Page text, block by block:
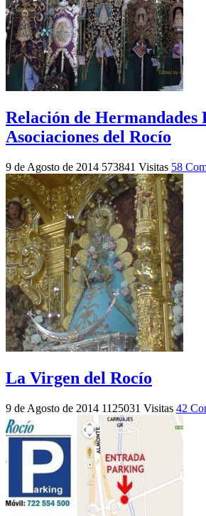
Relación de Hermandades
Asociaciones del Rocío
9 de Agosto de 2014 573841 Visitas 58
La Virgen del Rocío
9 de Agosto de 2014 1125031 Visitas 42